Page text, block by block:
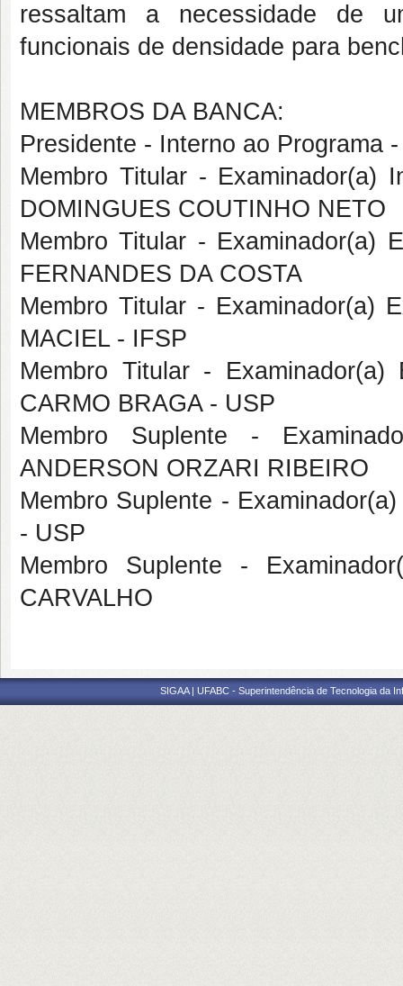
ressaltam a necessidade de
funcionais de densidade para
MEMBROS DA BANCA:
Presidente - Interno ao Programa
Membro Titular - Examinador(a)
DOMINGUES COUTINHO NETO
Membro Titular - Examinador(a)
FERNANDES DA COSTA
Membro Titular - Examinador(a)
MACIEL - IFSP
Membro Titular -
CARMO BRAGA - USP
Membro Suplente -
ANDERSON ORZARI RIBEIRO
Membro Suplente -
- USP
Membro Suplente -
CARVALHO
SIGAA | UFABC - Superintendência de Tecnologia da